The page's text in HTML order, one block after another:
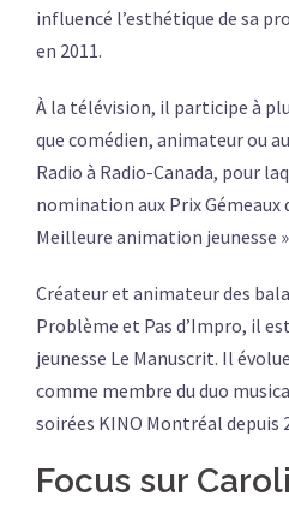
influencé l’esthétique de sa
en 2011.
À la télévision, il participe à
que comédien, animateur ou
Radio à Radio-Canada, pour
nomination aux Prix Gémeaux
Meilleure animation jeunesse
Créateur et animateur des
Problème et Pas d’Impro, il
jeunesse Le Manuscrit. Il
comme membre du duo
soirées KINO Montréal depuis
Focus sur